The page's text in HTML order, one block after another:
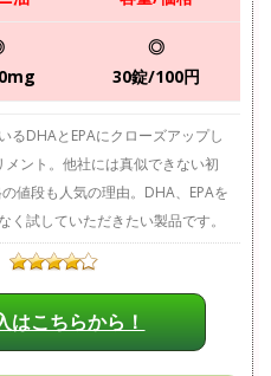
◎
30錠/100円
るDHAとEPAにクローズアップし
ント。他社には真似できない初
値段も人気の理由。DHA、EPAを
く試していただきたい製品です。
はこちらから！